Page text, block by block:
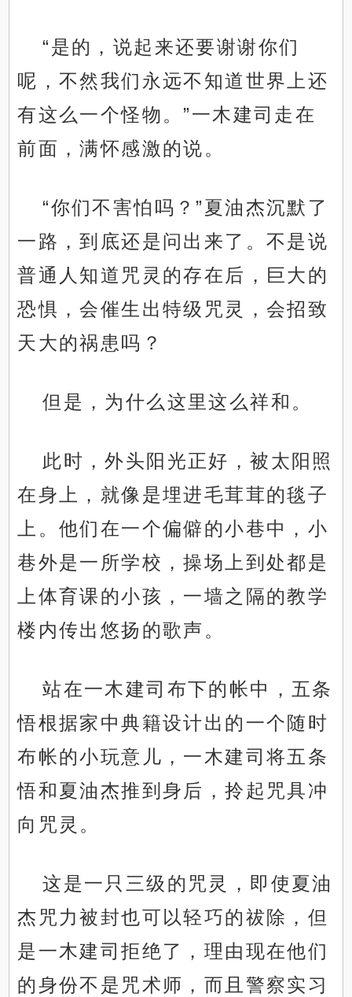
“是的，说起来还要谢谢你们
呢，不然我们永远不知道世界上还
有这么一个怪物。”一木建司走在
前面，满怀感激的说。
“你们不害怕吗？”夏油杰沉默了
一路，到底还是问出来了。不是说
普通人知道咒灵的存在后，巨大的
恐惧，会催生出特级咒灵，会招致
天大的祸患吗？
但是，为什么这里这么祥和。
此时，外头阳光正好，被太阳照
在身上，就像是埋进毛茸茸的毯子
上。他们在一个偏僻的小巷中，小
巷外是一所学校，操场上到处都是
上体育课的小孩，一墙之隔的教学
楼内传出悠扬的歌声。
站在一木建司布下的帐中，五条
悟根据家中典籍设计出的一个随时
布帐的小玩意儿，一木建司将五条
悟和夏油杰推到身后，拎起咒具冲
向咒灵。
这是一只三级的咒灵，即使夏油
杰咒力被封也可以轻巧的祓除，但
是一木建司拒绝了，理由现在他们
的身份不是咒术师，而且警察实习